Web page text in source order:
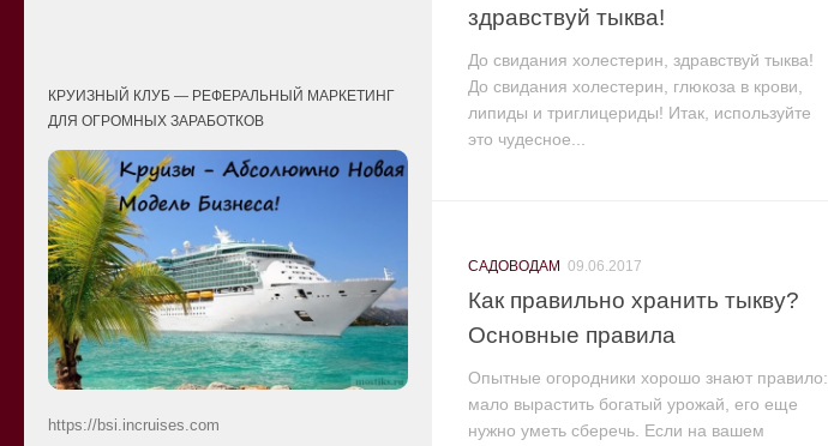
здравствуй тыква!
До свидания холестерин, здравствуй тыква!
До свидания холестерин, глюкоза в крови,
липиды и триглицериды! Итак, используйте
это чудесное...
САДОВОДАМ 09.06.2017
Как правильно хранить тыкву?
Основные правила
Опытные огородники хорошо знают правило:
мало вырастить богатый урожай, его еще
нужно уметь сберечь. Если на вашем
КРУИЗНЫЙ КЛУБ — РЕФЕРАЛЬНЫЙ МАРКЕТИНГ
ДЛЯ ОГРОМНЫХ ЗАРАБОТКОВ
https://bsi.incruises.com